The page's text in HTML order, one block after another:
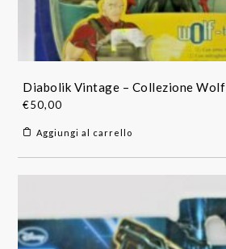
Diabolik Vintage – Collezione Wolf
€50,00
Aggiungi al carrello